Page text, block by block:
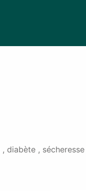
diabète ,